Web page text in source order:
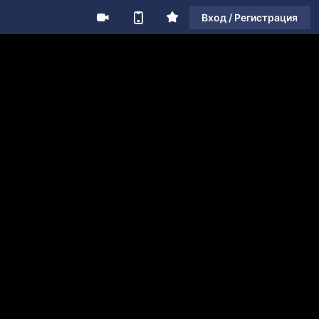
Вход / Регистрация